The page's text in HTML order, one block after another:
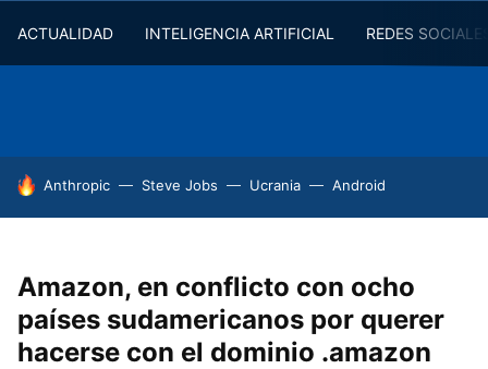
ACTUALIDAD INTELIGENCIA ARTIFICIAL REDES
HOY SE HABLA DE
Anthropic Steve Jobs Ucrania Android
Amazon, en conflicto con ocho
países sudamericanos por querer
hacerse con el dominio .amazon